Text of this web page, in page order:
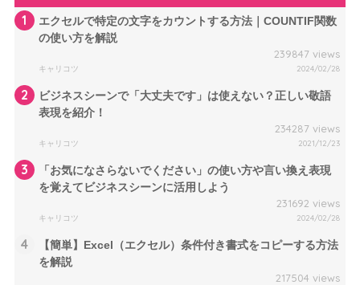
1
エクセルで特定の文字をカウントする方法｜COUNTIF関数
の使い方を解説
239847 views
キャリコツ 2024/02/28
2
ビジネスシーンで「大丈夫です」は使えない？正しい敬語
表現を紹介！
234287 views
キャリコツ 2021/12/23
3
「お気になさらないでください」の使い方や言い換え表現
を覚えてビジネスシーンに活用しよう
231692 views
キャリコツ 2024/02/28
4
【簡単】Excel（エクセル）条件付き書式をコピーする方法
を解説
217504 views